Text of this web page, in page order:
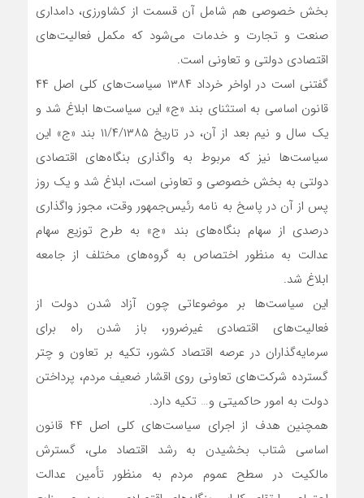
بخش خصوصی هم شامل آن قسمت از کشاورزی، دامداری
صنعت و تجارت و خدمات می‌شود که مکمل فعالیت‌های
اقتصادی دولتی و تعاونی است.
گفتنی است در اواخر خرداد ۱۳۸۴ سیاست‌های کلی اصل ۴۴
قانون اساسی به استثنای بند «ج» این سیاست‌ها ابلاغ شد و
یک سال و نیم بعد از آن، در تاریخ ۱۱/۴/۱۳۸۵ بند «ج» این
سیاست‌ها نیز که مربوط به واگذاری بنگاه‌های اقتصادی
دولتی به بخش خصوصی و تعاونی است، ابلاغ شد و یک روز
پس از آن در پاسخ به نامه رئیس‌جمهور وقت، مجوز واگذاری
درصدی از سهام بنگاه‌های بند «ج» به طرح توزیع سهام
عدالت به منظور اختصاص به گروه‌های مختلف از جامعه
ابلاغ شد.
این سیاست‌ها بر موضوعاتی چون آزاد شدن دولت از
فعالیت‌های اقتصادی غیرضرور، باز شدن راه برای
سرمایه‌گذاران در عرصه اقتصاد کشور، تکیه بر تعاون و چتر
گسترده شرکت‌های تعاونی روی اقشار ضعیف مردم، پرداختن
دولت به امور حاکمیتی و… تکیه دارد.
همچنین هدف از اجرای سیاست‌های کلی اصل ۴۴ قانون
اساسی شتاب بخشیدن به رشد اقتصاد ملی، گسترش
مالکیت در سطح عموم مردم به ‌منظور تأمین عدالت